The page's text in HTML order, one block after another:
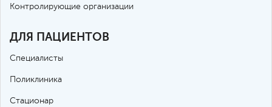
Контролирующие организации
ДЛЯ ПАЦИЕНТОВ
Специалисты
Поликлиника
Стационар